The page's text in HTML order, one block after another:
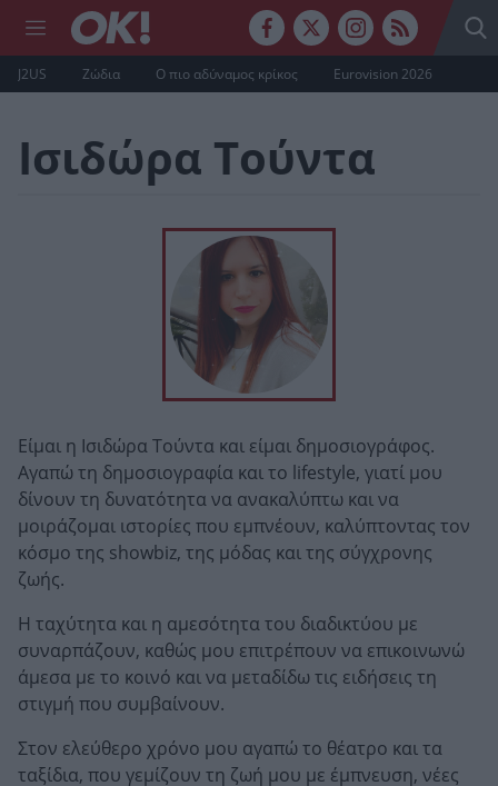
J2US Ζώδια Ο πιο αδύναμος κρίκος Eurovision 2026
Ισιδώρα Τούντα
Είμαι η Ισιδώρα Τούντα και είμαι δημοσιογράφος.
Αγαπώ τη δημοσιογραφία και το lifestyle, γιατί μου
δίνουν τη δυνατότητα να ανακαλύπτω και να
μοιράζομαι ιστορίες που εμπνέουν, καλύπτοντας τον
κόσμο της showbiz, της μόδας και της σύγχρονης
ζωής.
Η ταχύτητα και η αμεσότητα του διαδικτύου με
συναρπάζουν, καθώς μου επιτρέπουν να επικοινωνώ
άμεσα με το κοινό και να μεταδίδω τις ειδήσεις τη
στιγμή που συμβαίνουν.
Στον ελεύθερο χρόνο μου αγαπώ το θέατρο και τα
ταξίδια, που γεμίζουν τη ζωή μου με έμπνευση, νέες